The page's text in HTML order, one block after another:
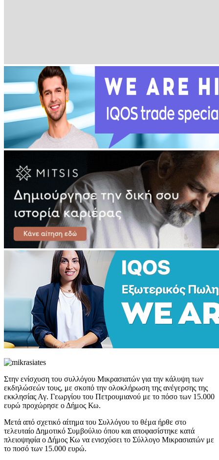
Στην ενίσχυση του συλλόγου Μικρασιατών για την κάλυψη των
εκδηλώσεών τους, με σκοπό την ολοκλήρωση της ανέγερσης της
εκκλησίας Αγ. Γεωργίου του Πετρουμιανού με το πόσο των 15.000
ευρώ προχώρησε ο Δήμος Κω.
Μετά από σχετικό αίτημα του Συλλόγου το θέμα ήρθε στο
τελευταίο Δημοτικό Συμβούλιο όπου και αποφασίστηκε κατά
πλειοψηφία ο Δήμος Κω να ενισχύσει το Σύλλογο Μικρασιατών με
το ποσό των 15.000 ευρώ.